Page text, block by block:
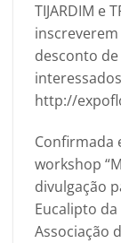
TIJARDIM e
desconto
http://
Confirmada
workshop
divulgação
Eucalipto da
Associação